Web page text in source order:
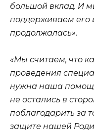
большой вклад. И
поддерживаем его
продолжалась».
«Мы считаем, что
проведения
нужна наша
не остались в
поблагодарить за
защите нашей